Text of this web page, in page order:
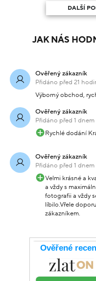
DALŠÍ
JAK NÁS
Ověřený zákazník
Přidáno před 21
Výborný obchod,
Ověřený zákazník
Přidáno před 1 dnem
Rychlé dodání
Ověřený zákazník
Přidáno před 1 dnem
Velmi krásné a
a vždy s
fotografii a vždy
líbilo.Vřele
zákazníkem.